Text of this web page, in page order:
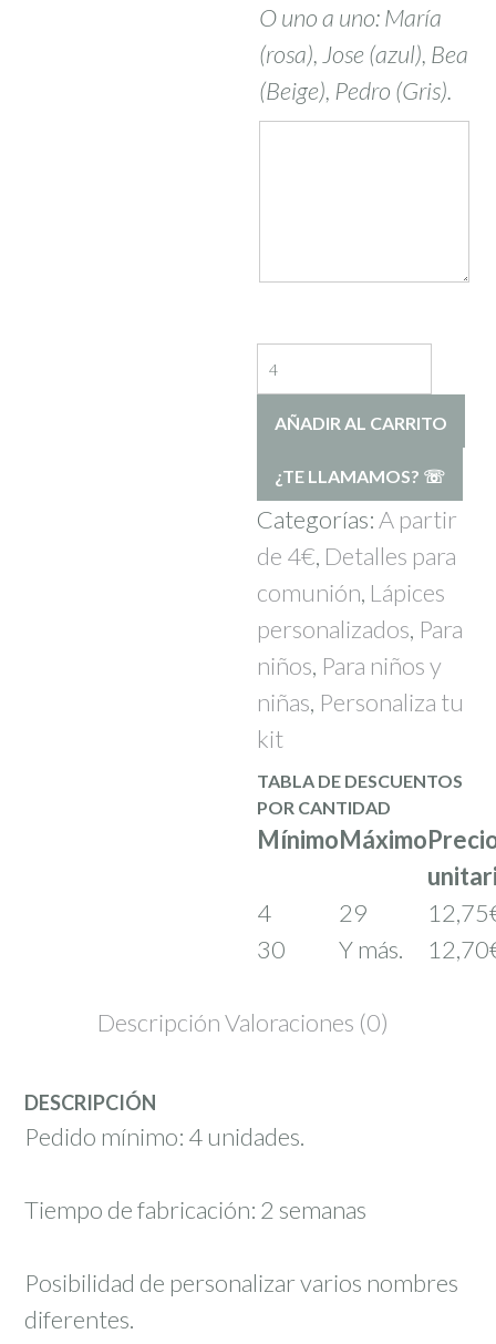
O uno a uno: María
(rosa), Jose (azul), Bea
(Beige), Pedro (Gris).
Libreta
con
estrella
nombre
personalizado
cantidad
AÑADIR AL CARRITO
Categorías: A partir
de 4€, Detalles para
comunión, Lápices
personalizados, Para
niños, Para niños y
niñas, Personaliza tu
kit
TABLA DE DESCUENTOS
POR CANTIDAD
MínimoMáximo
4
29 12,75
30
Y más. 12,70
DescripciónValoraciones (0)
DESCRIPCIÓN
Pedido mínimo: 4 unidades.
Tiempo de fabricación: 2 semanas
Posibilidad de personalizar varios nombres
diferentes.